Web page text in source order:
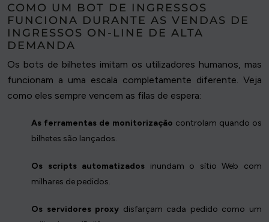
COMO UM BOT DE INGRESSOS
FUNCIONA DURANTE AS VENDAS DE
INGRESSOS ON-LINE DE ALTA
DEMANDA
Os bots de bilhetes imitam os utilizadores humanos, mas
funcionam a uma escala completamente diferente. Veja
como eles sempre vencem as filas de espera:
As ferramentas de monitorização controlam quando os
bilhetes são lançados.
Os scripts automatizados inundam o sítio Web com
milhares de pedidos.
Os servidores proxy disfarçam cada pedido como um